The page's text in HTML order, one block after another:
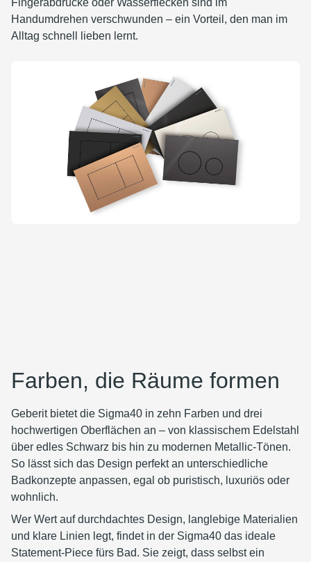
Fingerabdrücke oder Wasserflecken sind im
Handumdrehen verschwunden – ein Vorteil, den man im
Alltag schnell lieben lernt.
Farben, die Räume formen
Geberit bietet die Sigma40 in zehn Farben und drei
hochwertigen Oberflächen an – von klassischem Edelstahl
über edles Schwarz bis hin zu modernen Metallic-Tönen.
So lässt sich das Design perfekt an unterschiedliche
Badkonzepte anpassen, egal ob puristisch, luxuriös oder
wohnlich.
Wer Wert auf durchdachtes Design, langlebige Materialien
und klare Linien legt, findet in der Sigma40 das ideale
Statement-Piece fürs Bad. Sie zeigt, dass selbst ein